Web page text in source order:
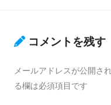
コメントを残す
メールアドレスが公開さ
る欄は必須項目です